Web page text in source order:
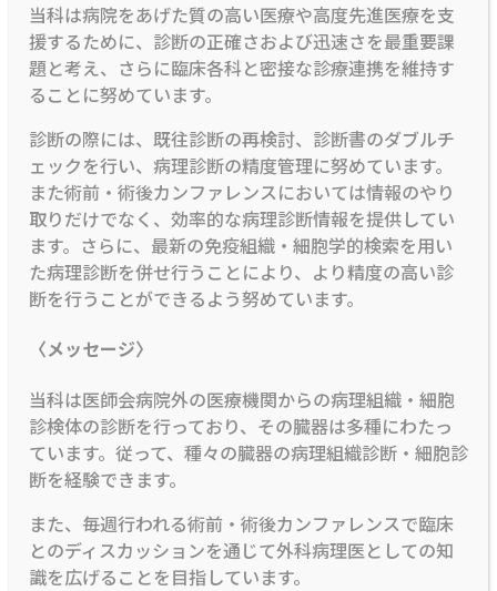
当科は病院をあげた質の高い医療や高度先進医療を支
援するために、診断の正確さおよび迅速さを最重要課
題と考え、さらに臨床各科と密接な診療連携を維持す
ることに努めています。
診断の際には、既往診断の再検討、診断書のダブルチ
ェックを行い、病理診断の精度管理に努めています。
また術前・術後カンファレンスにおいては情報のやり
取りだけでなく、効率的な病理診断情報を提供してい
ます。さらに、最新の免疫組織・細胞学的検索を用い
た病理診断を併せ行うことにより、より精度の高い診
断を行うことができるよう努めています。
〈メッセージ〉
当科は医師会病院外の医療機関からの病理組織・細胞
診検体の診断を行っており、その臓器は多種にわたっ
ています。従って、種々の臓器の病理組織診断・細胞診
断を経験できます。
また、毎週行われる術前・術後カンファレンスで臨床
とのディスカッションを通じて外科病理医としての知
識を広げることを目指しています。